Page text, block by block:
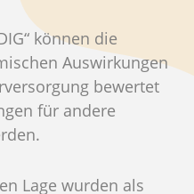
können die
Auswirkungen
bewertet
für andere
Lage wurden als